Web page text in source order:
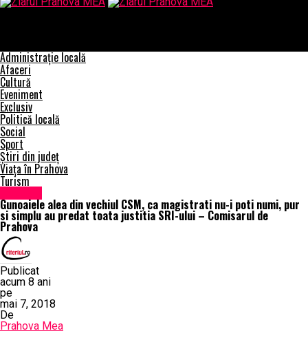
Administrație locală
Afaceri
Cultură
Eveniment
Exclusiv
Politică locală
Social
Sport
Știri din județ
Viața în Prahova
Turism
Gunoaiele alea din vechiul CSM, ca magistrati nu-i poti numi, pur
si simplu au predat toata justitia SRI-ului – Comisarul de
Prahova
Publicat
acum 8 ani
pe
mai 7, 2018
De
Prahova Mea